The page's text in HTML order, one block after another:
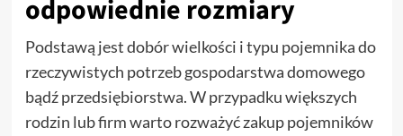
odpowiednie rozmiary
Podstawą jest dobór wielkości i typu pojemnika do
rzeczywistych potrzeb gospodarstwa domowego
bądź przedsiębiorstwa. W przypadku większych
rodzin lub firm warto rozważyć zakup pojemników